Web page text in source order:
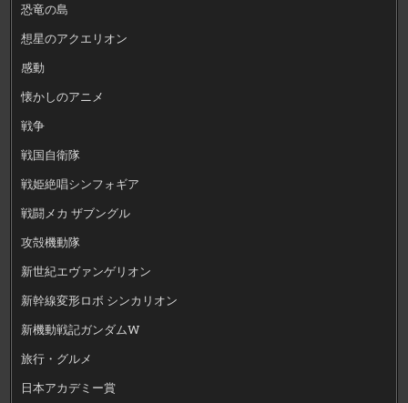
恐竜の島
想星のアクエリオン
感動
懐かしのアニメ
戦争
戦国自衛隊
戦姫絶唱シンフォギア
戦闘メカ ザブングル
攻殻機動隊
新世紀エヴァンゲリオン
新幹線変形ロボ シンカリオン
新機動戦記ガンダムW
旅行・グルメ
日本アカデミー賞